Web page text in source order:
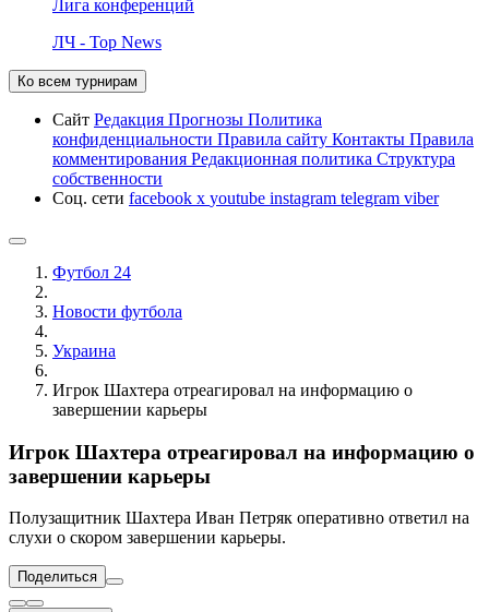
Лига конференций
ЛЧ - Top News
Ко всем турнирам
Сайт Редакция Прогнозы Политика
конфиденциальности Правила сайту Контакты Правила
комментирования Редакционная политика Структура
собственности
Соц. сети facebook x youtube instagram telegram viber
Футбол 24
Новости футбола
Украина
Игрок Шахтера отреагировал на информацию о
завершении карьеры
Игрок Шахтера отреагировал на информацию о
завершении карьеры
Полузащитник Шахтера Иван Петряк оперативно ответил на
слухи о скором завершении карьеры.
Поделиться